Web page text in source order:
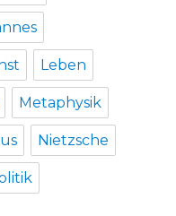
Leben
Metaphysik
Nietzsche